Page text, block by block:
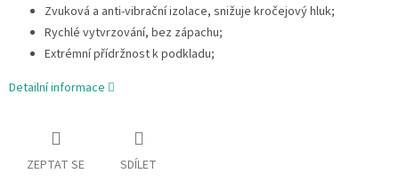
Zvuková a anti-vibrační izolace, snižuje kročejový hluk;
Rychlé vytvrzování, bez zápachu;
Extrémní přídržnost k podkladu;
Detailní informace
ZEPTAT SE SDÍLET